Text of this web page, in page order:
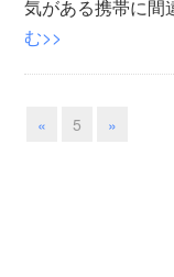
気がある携帯に
む>>
« 5 »